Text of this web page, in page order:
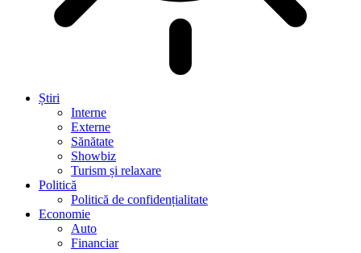
Știri
Interne
Externe
Sănătate
Showbiz
Turism și relaxare
Politică
Politică de confidențialitate
Economie
Auto
Financiar